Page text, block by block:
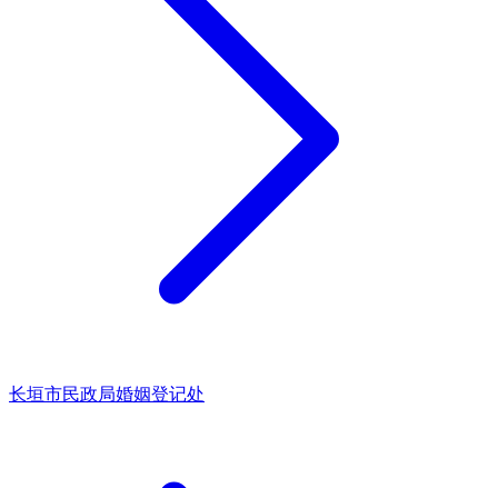
长垣市民政局婚姻登记处